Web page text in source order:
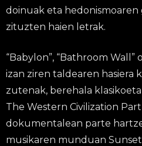
doinuak eta hedonismoaren
zituzten haien letrak.
“Babylon”, “Bathroom Wall”
izan ziren taldearen hasiera
zutenak, berehala
The Western Civilization Part
dokumentalean parte
musikaren munduan